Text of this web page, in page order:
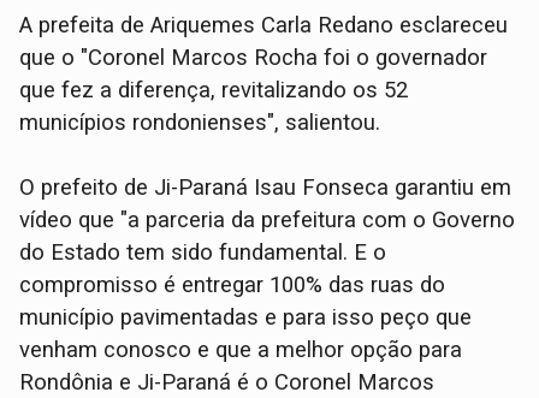
A prefeita de Ariquemes Carla Redano esclareceu
que o "Coronel Marcos Rocha foi o governador
que fez a diferença, revitalizando os 52
municípios rondonienses", salientou.
O prefeito de Ji-Paraná Isau Fonseca garantiu em
vídeo que "a parceria da prefeitura com o Governo
do Estado tem sido fundamental. E o
compromisso é entregar 100% das ruas do
município pavimentadas e para isso peço que
venham conosco e que a melhor opção para
Rondônia e Ji-Paraná é o Coronel Marcos